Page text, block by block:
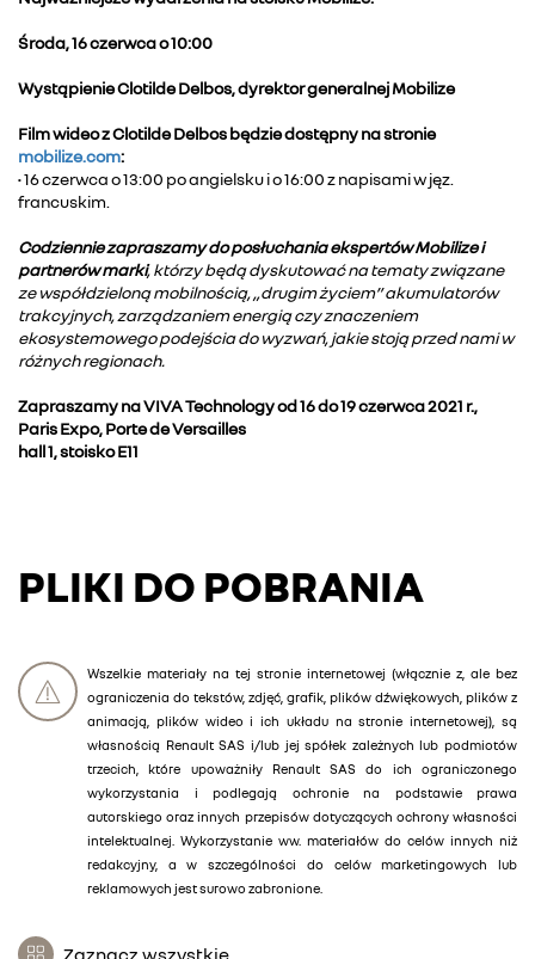
Środa, 16 czerwca o 10:00
Wystąpienie Clotilde Delbos, dyrektor generalnej Mobilize
Film wideo z Clotilde Delbos będzie dostępny na stronie
mobilize.com:
• 16 czerwca o 13:00 po angielsku i o 16:00 z napisami w jęz.
francuskim.
Codziennie zapraszamy do posłuchania ekspertów Mobilize i
partnerów marki, którzy będą dyskutować na tematy związane
ze współdzieloną mobilnością, „drugim życiem” akumulatorów
trakcyjnych, zarządzaniem energią czy znaczeniem
ekosystemowego podejścia do wyzwań, jakie stoją przed nami w
różnych regionach.
Zapraszamy na VIVA Technology od 16 do 19 czerwca 2021 r.,
Paris Expo, Porte de Versailles
hall 1, stoisko E11
PLIKI DO POBRANIA
Wszelkie materiały na tej stronie internetowej (włącznie z, ale bez
ograniczenia do tekstów, zdjęć, grafik, plików dźwiękowych, plików z
animacją, plików wideo i ich układu na stronie internetowej), są
własnością Renault SAS i/lub jej spółek zależnych lub podmiotów
trzecich, które upoważniły Renault SAS do ich ograniczonego
wykorzystania i podlegają ochronie na podstawie prawa
autorskiego oraz innych przepisów dotyczących ochrony własności
intelektualnej. Wykorzystanie ww. materiałów do celów innych niż
redakcyjny, a w szczególności do celów marketingowych lub
reklamowych jest surowo zabronione.
Zaznacz wszystkie